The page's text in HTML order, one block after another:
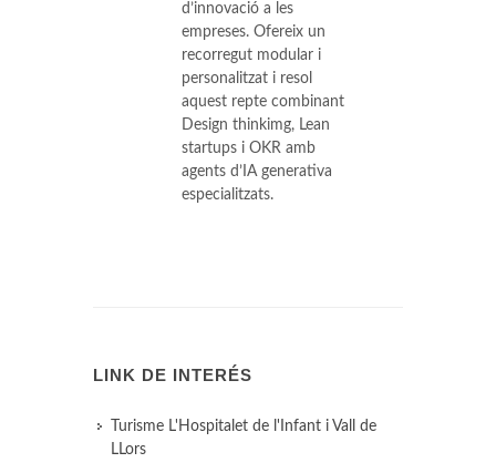
d’innovació a les
empreses. Ofereix un
recorregut modular i
personalitzat i resol
aquest repte combinant
Design thinkimg, Lean
startups i OKR amb
agents d’IA generativa
especialitzats.
LINK DE INTERÉS
Turisme L'Hospitalet de l'Infant i Vall de
LLors